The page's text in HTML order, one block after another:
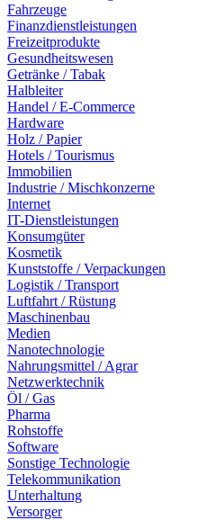
Fahrzeuge
Finanzdienstleistungen
Freizeitprodukte
Gesundheitswesen
Getränke / Tabak
Halbleiter
Handel / E-Commerce
Hardware
Holz / Papier
Hotels / Tourismus
Immobilien
Industrie / Mischkonzerne
Internet
IT-Dienstleistungen
Konsumgüter
Kosmetik
Kunststoffe / Verpackungen
Logistik / Transport
Luftfahrt / Rüstung
Maschinenbau
Medien
Nanotechnologie
Nahrungsmittel / Agrar
Netzwerktechnik
Öl / Gas
Pharma
Rohstoffe
Software
Sonstige Technologie
Telekommunikation
Unterhaltung
Versorger